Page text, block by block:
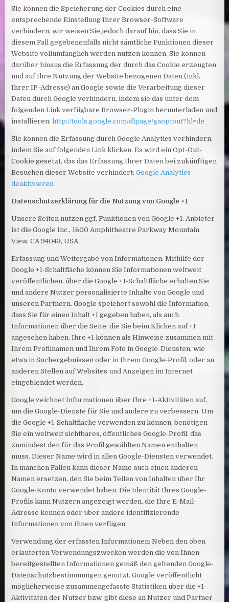
Sie können die Speicherung der Cookies durch eine
entsprechende Einstellung Ihrer Browser-Software
verhindern; wir weisen Sie jedoch darauf hin, dass Sie in
diesem Fall gegebenenfalls nicht sämtliche Funktionen dieser
Website vollumfänglich werden nutzen können. Sie können
darüber hinaus die Erfassung der durch das Cookie erzeugten
und auf Ihre Nutzung der Website bezogenen Daten (inkl.
Ihrer IP-Adresse) an Google sowie die Verarbeitung dieser
Daten durch Google verhindern, indem sie das unter dem
folgenden Link verfügbare Browser-Plugin herunterladen und
installieren:http://tools.google.com/dlpage/gaoptout?hl=de
Sie können die Erfassung durch Google Analytics verhindern,
indem Sie auf folgenden Link klicken. Es wird ein Opt-Out-
Cookie gesetzt, das das Erfassung Ihrer Daten bei zukünftigen
Besuchen dieser Website verhindert:Google Analytics
deaktivieren
Datenschutzerklärung für die Nutzung von Google +1
Unsere Seiten nutzen ggf. Funktionen von Google +1. Anbieter
ist die Google Inc., 1600 Amphitheatre Parkway Mountain
View, CA 94043, USA.
Erfassung und Weitergabe von Informationen: Mithilfe der
Google +1-Schaltfläche können Sie Informationen weltweit
veröffentlichen. über die Google +1-Schaltfläche erhalten Sie
und andere Nutzer personalisierte Inhalte von Google und
unseren Partnern. Google speichert sowohl die Information,
dass Sie für einen Inhalt +1 gegeben haben, als auch
Informationen über die Seite, die Sie beim Klicken auf +1
angesehen haben. Ihre +1 können als Hinweise zusammen mit
Ihrem Profilnamen und Ihrem Foto in Google-Diensten, wie
etwa in Suchergebnissen oder in Ihrem Google-Profil, oder an
anderen Stellen auf Websites und Anzeigen im Internet
eingeblendet werden.
Google zeichnet Informationen über Ihre +1-Aktivitäten auf,
um die Google-Dienste für Sie und andere zu verbessern. Um
die Google +1-Schaltfläche verwenden zu können, benötigen
Sie ein weltweit sichtbares, öffentliches Google-Profil, das
zumindest den für das Profil gewählten Namen enthalten
muss. Dieser Name wird in allen Google-Diensten verwendet.
In manchen Fällen kann dieser Name auch einen anderen
Namen ersetzen, den Sie beim Teilen von Inhalten über Ihr
Google-Konto verwendet haben. Die Identität Ihres Google-
Profils kann Nutzern angezeigt werden, die Ihre E-Mail-
Adresse kennen oder über andere identifizierende
Informationen von Ihnen verfügen.
Verwendung der erfassten Informationen: Neben den oben
erläuterten Verwendungszwecken werden die von Ihnen
bereitgestellten Informationen gemäß den geltenden Google-
Datenschutzbestimmungen genutzt. Google veröffentlicht
möglicherweise zusammengefasste Statistiken über die +1-
Aktivitäten der Nutzer bzw. gibt diese an Nutzer und Partner